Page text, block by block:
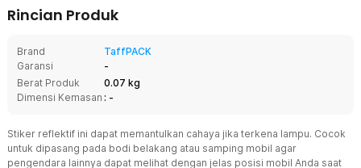
Rincian Produk
Brand
TaffPACK
Garansi
-
Berat Produk
0.07 kg
Dimensi Kemasan : -
Stiker reflektif ini dapat memantulkan cahaya jika terkena lampu. Cocok
untuk dipasang pada bodi belakang atau samping mobil agar
pengendara lainnya dapat melihat dengan jelas posisi mobil Anda saat